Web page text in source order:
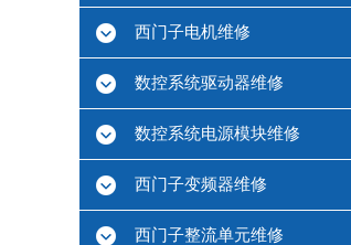
西门子电机维修
数控系统驱动器维修
数控系统电源模块维修
西门子变频器维修
西门子整流单元维修